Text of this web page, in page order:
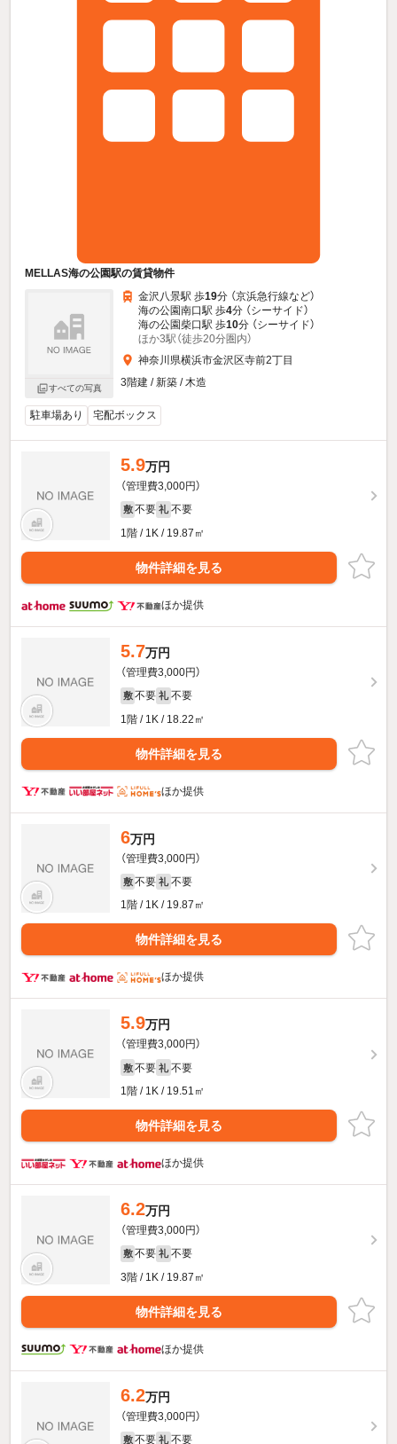
MELLAS海の公園駅の賃貸物件
すべての写真
金沢八景駅 歩19分 （京浜急行線など）
海の公園南口駅 歩4分 （シーサイド）
海の公園柴口駅 歩10分 （シーサイド）
ほか3駅（徒歩20分圏内）
神奈川県横浜市金沢区寺前2丁目
3階建 / 新築 / 木造
駐車場あり 宅配ボックス
5.9万円
（管理費3,000円）
敷 不要 礼 不要
1階 / 1K / 19.87㎡
物件詳細を見る
ほか提供
5.7万円
（管理費3,000円）
敷 不要 礼 不要
1階 / 1K / 18.22㎡
物件詳細を見る
ほか提供
6万円
（管理費3,000円）
敷 不要 礼 不要
1階 / 1K / 19.87㎡
物件詳細を見る
ほか提供
5.9万円
（管理費3,000円）
敷 不要 礼 不要
1階 / 1K / 19.51㎡
物件詳細を見る
ほか提供
6.2万円
（管理費3,000円）
敷 不要 礼 不要
3階 / 1K / 19.87㎡
物件詳細を見る
ほか提供
6.2万円
（管理費3,000円）
敷 不要 礼 不要